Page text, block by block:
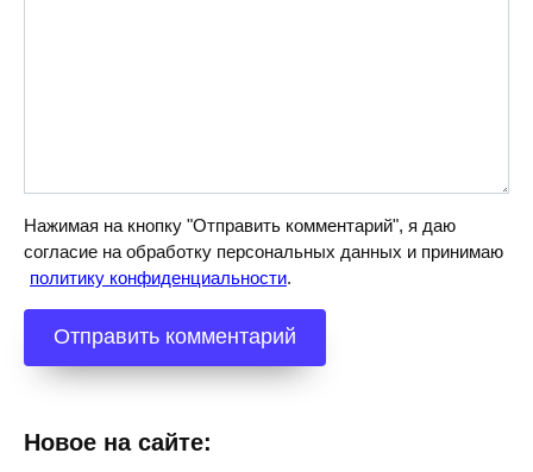
Нажимая на кнопку "Отправить комментарий", я даю
согласие на обработку персональных данных и принимаю
политику конфиденциальности.
Новое на сайте: